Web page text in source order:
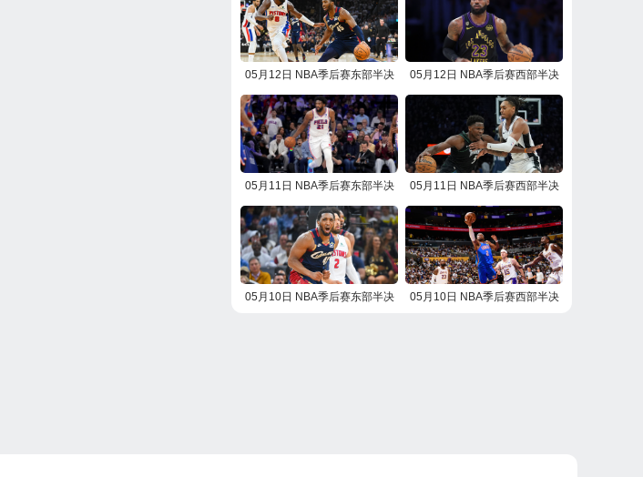
05月12日 NBA季后赛东部半决
05月12日 NBA季后赛西部半决
05月11日 NBA季后赛东部半决
放
05月11日 NBA季后赛西部半决
放
05月10日 NBA季后赛东部半决
05月10日 NBA季后赛西部半决